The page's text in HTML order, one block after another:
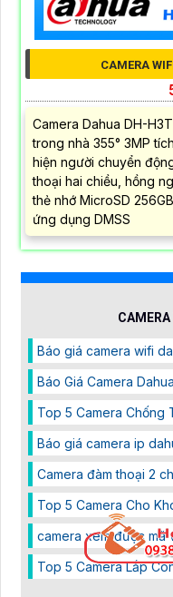
CAMERA
Camera Dahua DH-
trong nhà 355° 3MP
hiện người chuyển
thoại hai chiều, hồng
thẻ nhớ MicroSD
ứng dụng DMSS
Báo giá camera wifi
Báo Giá Camera Dahua
Top 5 Camera Chống
Báo giá camera ip
Camera đàm thoại 2
Top 5 Camera Cho
camera xem được mã
Top 5 Camera Lắp